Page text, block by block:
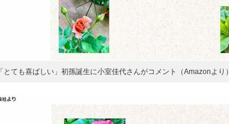
「とても喜ばしい」初孫誕生に小室佳代さんがコメント（Amazonより）